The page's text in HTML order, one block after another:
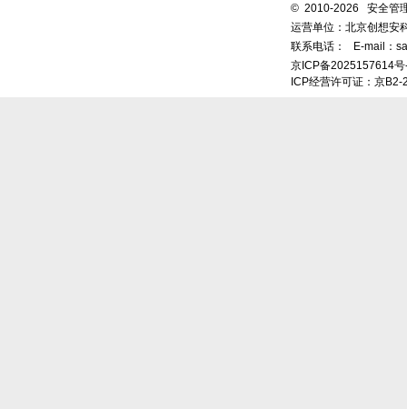
© 2010-2026 安全
运营单位：北京创想安
联系电话：
E-mail：
京ICP备2025157614
ICP经营许可证：京